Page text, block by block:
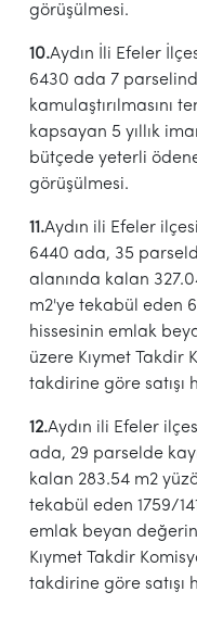
görüşülmesi.
10.Aydın İli Efeler
6430 ada 7
kamulaştırılmasını
kapsayan 5 yıllık
bütçede yeterli
görüşülmesi.
11.Aydın ili Efeler
6440 ada, 35
alanında kalan
m2'ye tekabül eden
hissesinin emlak
üzere Kıymet Takdir
takdirine göre satışı
12.Aydın ili Efeler
ada, 29 parselde
kalan 283.54 m2
tekabül eden 1759/
emlak beyan
Kıymet Takdir
takdirine göre satışı